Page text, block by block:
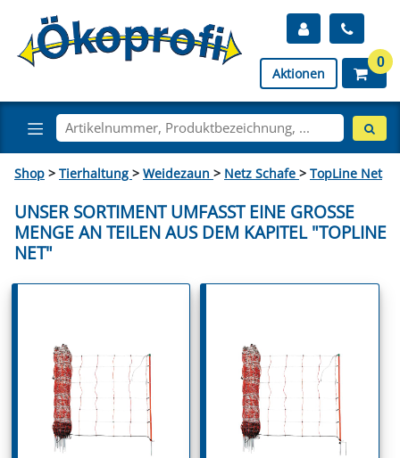
Aktionen
0
Shop > Tierhaltung > Weidezaun > Netz Schafe > TopLine Net
UNSER SORTIMENT UMFASST EINE GROSSE M
ENGE AN TEILEN AUS DEM KAPITEL "TOPLINE N
ET"